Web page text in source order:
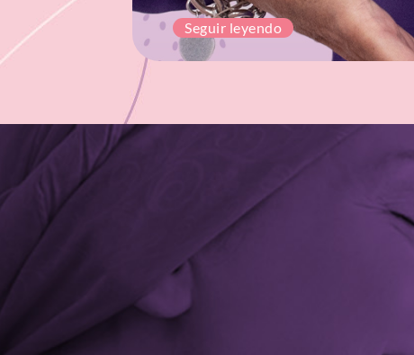
Seguir leyendo